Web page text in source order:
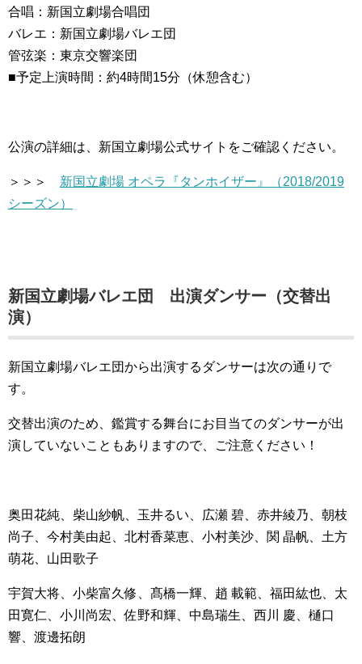
合唱：新国立劇場合唱団
バレエ：新国立劇場バレエ団
管弦楽：東京交響楽団
■予定上演時間：約4時間15分（休憩含む）
公演の詳細は、新国立劇場公式サイトをご確認ください。
＞＞＞ 新国立劇場 オペラ『タンホイザー』（2018/2019
シーズン）
新国立劇場バレエ団 出演ダンサー（交替出
演）
新国立劇場バレエ団から出演するダンサーは次の通りで
す。
交替出演のため、鑑賞する舞台にお目当てのダンサーが出
演していないこともありますので、ご注意ください！
奥田花純、柴山紗帆、玉井るい、広瀬 碧、赤井綾乃、朝枝
尚子、今村美由起、北村香菜恵、小村美沙、関 晶帆、土方
萌花、山田歌子
宇賀大将、小柴富久修、髙橋一輝、趙 載範、福田紘也、太
田寛仁、小川尚宏、佐野和輝、中島瑞生、西川 慶、樋口
響、渡邊拓朗